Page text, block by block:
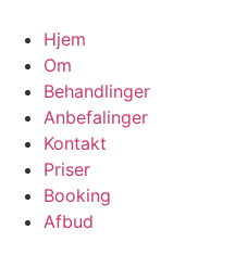
indhold
Hjem
Om
Behandlinger
Anbefalinger
Kontakt
Priser
Booking
Afbud